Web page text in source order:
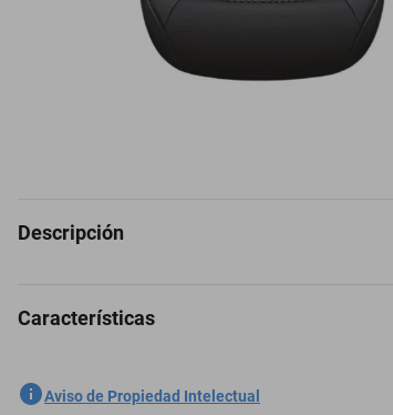
Descripción
5 Pzas Cubreasientos Hielo Dodge W 1974-1992 - Negro
Características
SKU
Aviso de Propiedad Intelectual